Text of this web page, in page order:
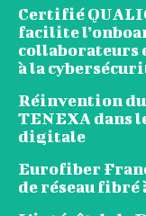
Certifié
facilite
collaborateurs
à la
Réinvention
TENEXA dans
digitale
Eurofiber
de réseau fibré